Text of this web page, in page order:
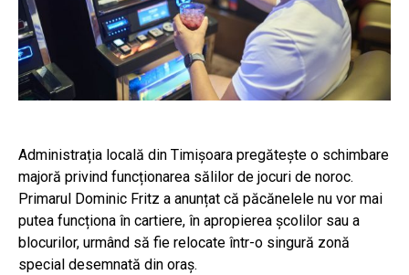
Administrația locală din Timișoara pregătește o schimbare
majoră privind funcționarea sălilor de jocuri de noroc.
Primarul Dominic Fritz a anunțat că păcănelele nu vor mai
putea funcționa în cartiere, în apropierea școlilor sau a
blocurilor, urmând să fie relocate într-o singură zonă
special desemnată din oraș.